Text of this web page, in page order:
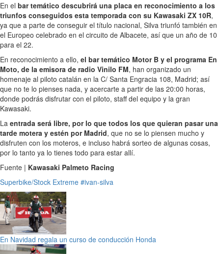
En el bar temático descubrirá una placa en reconocimiento a los
triunfos conseguidos esta temporada con su Kawasaki ZX 10R,
ya que a parte de conseguir el título nacional, Silva triunfó también en
el Europeo celebrado en el circuito de Albacete, así que un año de 10
para el 22.
En reconocimiento a ello, el bar temático Motor B y el programa En
Moto, de la emisora de radio Vinilo FM, han organizado un
homenaje al piloto catalán en la C/ Santa Engracia 108, Madrid; así
que no te lo pienses nada, y acercarte a partir de las 20:00 horas,
donde podrás disfrutar con el piloto, staff del equipo y la gran
Kawasaki.
La entrada será libre, por lo que todos los que quieran pasar una
tarde motera y estén por Madrid, que no se lo piensen mucho y
disfruten con los moteros, e incluso habrá sorteo de algunas cosas,
por lo tanto ya lo tienes todo para estar allí.
Fuente | Kawasaki Palmeto Racing
Superbike/Stock Extreme #ivan-silva
En Navidad regala un curso de conducción Honda